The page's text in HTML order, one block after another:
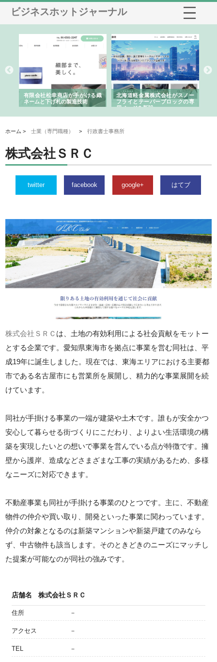
ビジネスホットジャーナル
有限会社松幸商店が手がける織
ネームと下げ札の製造技術
北海道軽金属株式会社がスノー
フライとテーパーブロックの専
用ページを新設
ホーム >士業（専門職種） >行政書士事務所
株式会社ＳＲＣ
twitter facebook google+ はてブ
株式会社ＳＲＣ は、土地の有効利用による社会貢献をモットー
とする企業です。愛知県東海市を拠点に事業を営む同社は、平
成19年に誕生しました。現在では、東海エリアにおける主要都
市である名古屋市にも営業所を展開し、精力的な事業展開を続
けています。
同社が手掛ける事業の一端が建築や土木です。誰もが安全かつ
安心して暮らせる街づくりにこだわり、よりよい生活環境の構
築を実現したいとの想いで事業を営んでいる点が特徴です。擁
壁から護岸、造成などさまざまな工事の実績があるため、多様
なニーズに対応できます。
不動産事業も同社が手掛ける事業のひとつです。主に、不動産
物件の仲介や買い取り、開発といった事業に関わっています。
仲介の対象となるのは新築マンションや新築戸建てのみなら
ず、中古物件も該当します。そのときどきのニーズにマッチし
た提案が可能なのが同社の強みです。
店舗名 株式会社ＳＲＣ
住所 －
アクセス －
TEL －